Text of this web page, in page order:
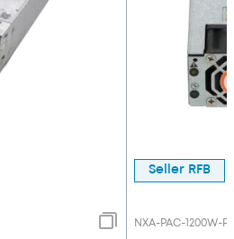
Seller RFB
NXA-PAC-1200W-PE